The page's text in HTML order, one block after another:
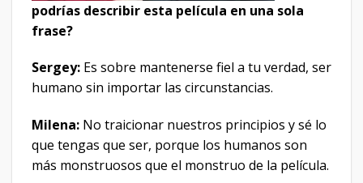
podrías describir esta película en una sola
frase?
Sergey: Es sobre mantenerse fiel a tu verdad, ser
humano sin importar las circunstancias.
Milena: No traicionar nuestros principios y sé lo
que tengas que ser, porque los humanos son
más monstruosos que el monstruo de la película.